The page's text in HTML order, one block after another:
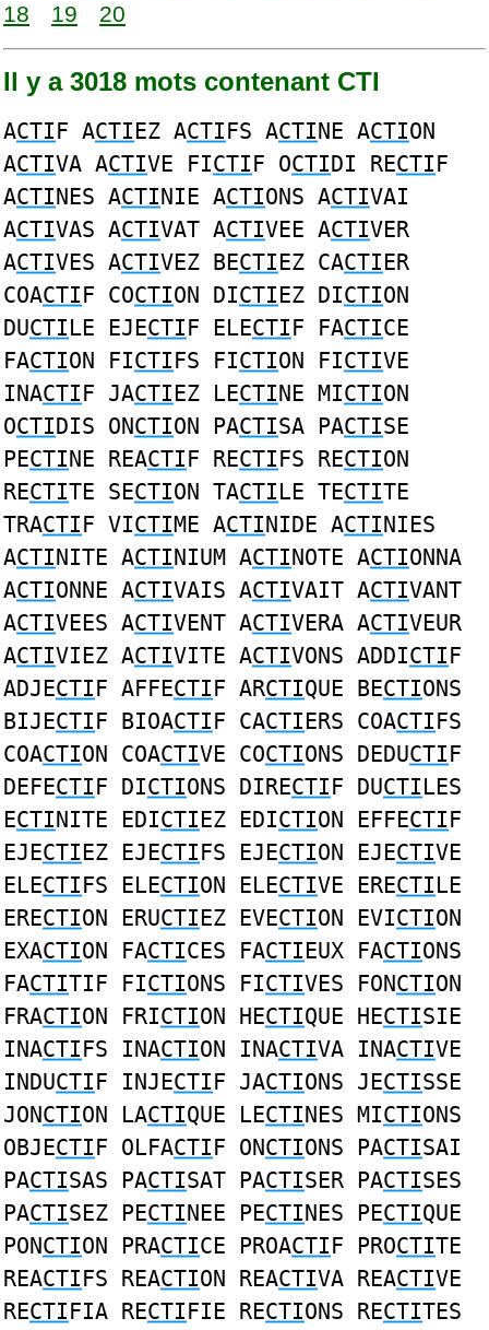
18
19 20
Il y a 3018 mots contenant CTI
ACTIF ACTIEZ ACTIFS ACTINE ACTION
ACTIVA ACTIVE FICTIF OCTIDI RECTIF
ACTINES ACTINIE ACTIONS ACTIVAI
ACTIVAS ACTIVAT ACTIVEE ACTIVER
ACTIVES ACTIVEZ BECTIEZ CACTIER
COACTIF COCTION DICTIEZ DICTION
DUCTILE EJECTIF ELECTIF FACTICE
FACTION FICTIFS FICTION FICTIVE
INACTIF JACTIEZ LECTINE MICTION
OCTIDIS ONCTION PACTISA PACTISE
PECTINE REACTIF RECTIFS RECTION
RECTITE SECTION TACTILE TECTITE
TRACTIF VICTIME ACTINIDE ACTINIES
ACTINITE ACTINIUM ACTINOTE ACTIONNA
ACTIONNE ACTIVAIS ACTIVAIT ACTIVANT
ACTIVEES ACTIVENT ACTIVERA ACTIVEUR
ACTIVIEZ ACTIVITE ACTIVONS ADDICTIF
ADJECTIF AFFECTIF ARCTIQUE BECTIONS
BIJECTIF BIOACTIF CACTIERS COACTIFS
COACTION COACTIVE COCTIONS DEDUCTIF
DEFECTIF DICTIONS DIRECTIF DUCTILES
ECTINITE EDICTIEZ EDICTION EFFECTIF
EJECTIEZ EJECTIFS EJECTION EJECTIVE
ELECTIFS ELECTION ELECTIVE ERECTILE
ERECTION ERUCTIEZ EVECTION EVICTION
EXACTION FACTICES FACTIEUX FACTIONS
FACTITIF FICTIONS FICTIVES FONCTION
FRACTION FRICTION HECTIQUE HECTISIE
INACTIFS INACTION INACTIVA INACTIVE
INDUCTIF INJECTIF JACTIONS JECTISSE
JONCTION LACTIQUE LECTINES MICTIONS
OBJECTIF OLFACTIF ONCTIONS PACTISAI
PACTISAS PACTISAT PACTISER PACTISES
PACTISEZ PECTINEE PECTINES PECTIQUE
PONCTION PRACTICE PROACTIF PROCTITE
REACTIFS REACTION REACTIVA REACTIVE
RECTIFIA RECTIFIE RECTIONS RECTITES